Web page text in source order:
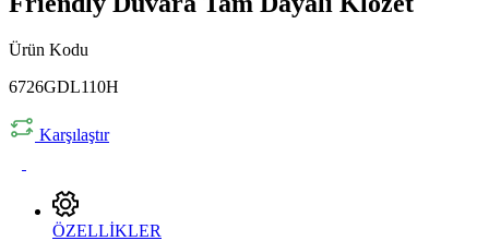
Ürün Kodu
6726GDL110H
Karşılaştır
ÖZELLİKLER